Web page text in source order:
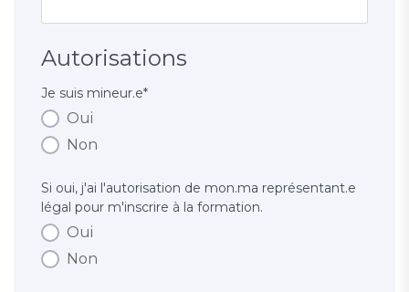
Autorisations
Je suis mineur.e*
Oui
Non
Si oui, j'ai l'autorisation de mon.ma représentant.e
légal pour m'inscrire à la formation.
Oui
Non